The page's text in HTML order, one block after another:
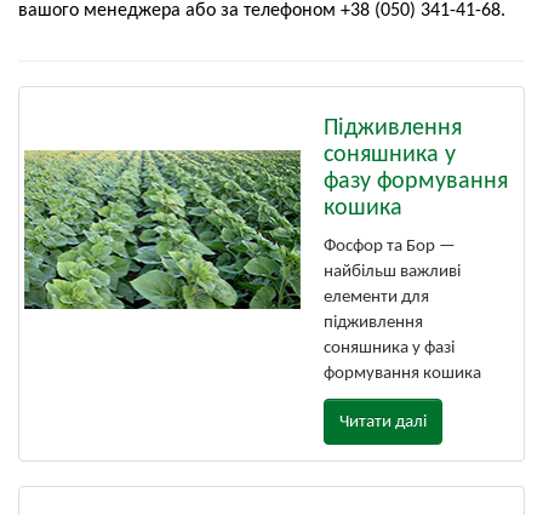
вашого менеджера або за телефоном +38 (050) 341-41-68.
Підживлення
соняшника у
фазу формування
кошика
Фосфор та Бор —
найбільш важливі
елементи для
підживлення
соняшника у фазі
формування кошика
Читати далі